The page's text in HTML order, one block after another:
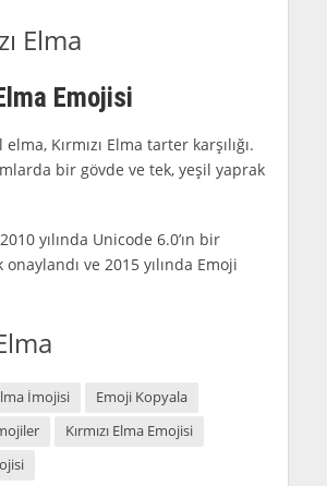
Elma
Emojisi
Kırmızı Elma tarter karşılığı.
bir gövde ve tek, yeşil yaprak
yılında Unicode 6.0’ın bir
onaylandı ve 2015 yılında Emoji
İmojisi
Emoji Kopyala
Kırmızı Elma Emojisi